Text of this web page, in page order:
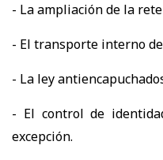
- La ampliación de la
- El transporte interno
- La ley
- El control de
excepción.